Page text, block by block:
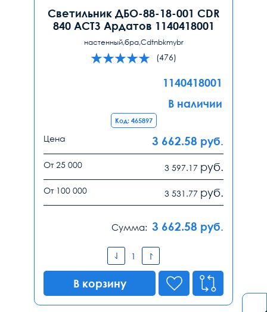
Светильник ДБО-88-18-001 CDR
840 АСТЗ Ардатов 1140418001
настенный,бра,Cdtnbkmybr
(476)
1140418001
В наличии
Код: 465897
Цена 3 662.58 руб.
От 25 000 3 597.17 руб.
От 100 000 3 531.77 руб.
Сумма: 3 662.58 руб.
В корзину